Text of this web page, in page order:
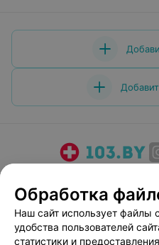
Медицинский
Пользовательское
Вакансии
Обработка
Наш сайт использует файлы
удобства пользователей
статистики и